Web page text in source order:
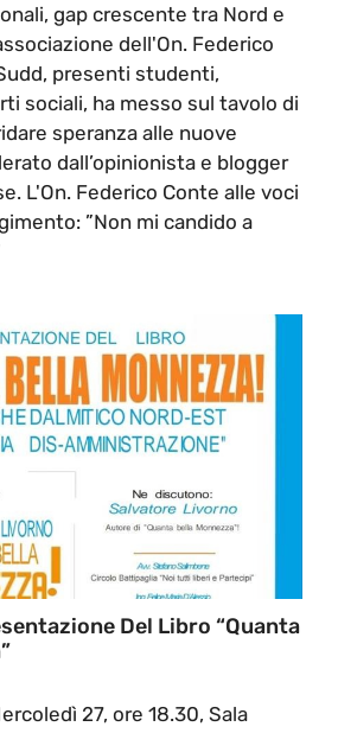
gap crescente tra Nord e
dell'On. Federico
presenti studenti,
sociali, ha messo sul tavolo di
speranza alle nuove
dall’opinionista e blogger
L'On. Federico Conte alle voci
”Non mi candido a
Del Libro “Quanta
27, ore 18.30, Sala